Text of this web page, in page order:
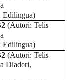
Edilingua)
(Autori:Telis
Edilingua)
(Autori:Telis
Diadori,